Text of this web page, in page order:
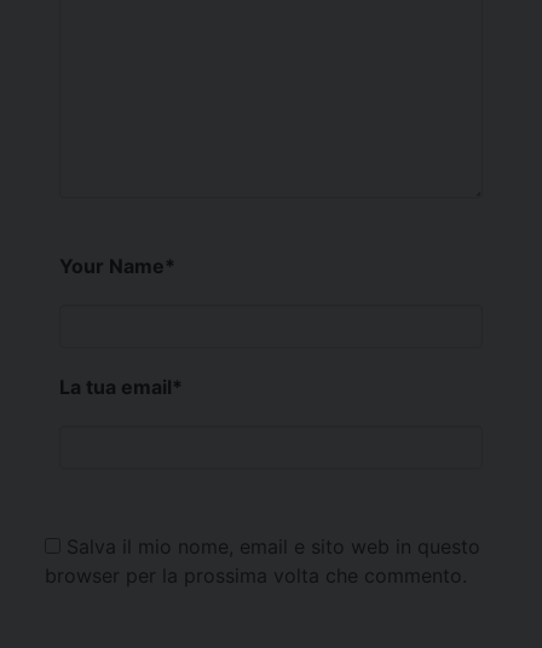
Your Name*
La tua email*
Salva il mio nome, email e sito web in questo
browser per la prossima volta che commento.